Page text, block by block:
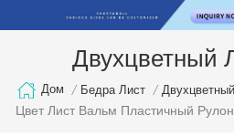
Двухцветный
Дом / Бедра Лист /
Цвет Лист Вальм Пластичный